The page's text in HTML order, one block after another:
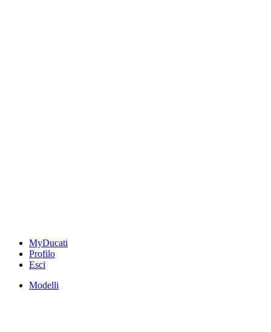
MyDucati
Profilo
Esci
Modelli